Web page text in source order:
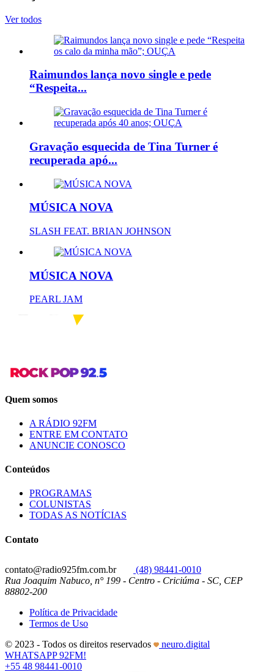
Ver todos
Raimundos lança novo single e pede
“Respeita...
Gravação esquecida de Tina Turner é
recuperada apó...
MÚSICA NOVA
SLASH FEAT. BRIAN JOHNSON
MÚSICA NOVA
PEARL JAM
Quem somos
A RÁDIO 92FM
ENTRE EM CONTATO
ANUNCIE CONOSCO
Conteúdos
PROGRAMAS
COLUNISTAS
TODAS AS NOTÍCIAS
Contato
contato@radio925fm.com.br
(48) 98441-0010
Rua Joaquim Nabuco, n° 199 - Centro - Criciúma - SC, CEP
88802-200
Política de Privacidade
Termos de Uso
© 2023 - Todos os direitos reservados
neuro.digital
WHATSAPP 92FM!
+55 48 98441-0010